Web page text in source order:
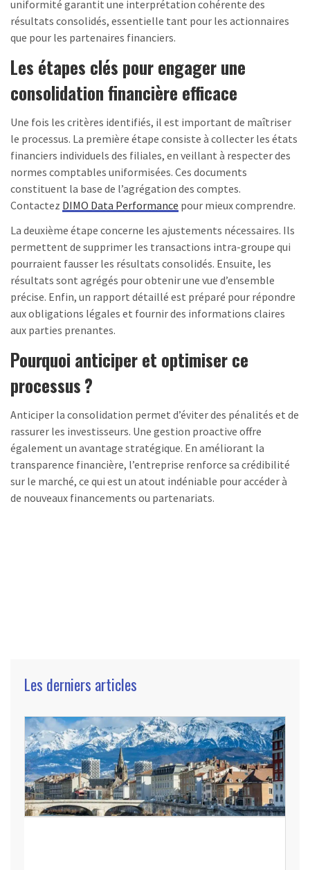
uniformité garantit une interprétation cohérente des
résultats consolidés, essentielle tant pour les actionnaires
que pour les partenaires financiers.
Les étapes clés pour engager une
consolidation financière efficace
Une fois les critères identifiés, il est important de maîtriser
le processus. La première étape consiste à collecter les états
financiers individuels des filiales, en veillant à respecter des
normes comptables uniformisées. Ces documents
constituent la base de l’agrégation des comptes.
Contactez DIMO Data Performance pour mieux comprendre.
La deuxième étape concerne les ajustements nécessaires. Ils
permettent de supprimer les transactions intra-groupe qui
pourraient fausser les résultats consolidés. Ensuite, les
résultats sont agrégés pour obtenir une vue d’ensemble
précise. Enfin, un rapport détaillé est préparé pour répondre
aux obligations légales et fournir des informations claires
aux parties prenantes.
Pourquoi anticiper et optimiser ce
processus ?
Anticiper la consolidation permet d’éviter des pénalités et de
rassurer les investisseurs. Une gestion proactive offre
également un avantage stratégique. En améliorant la
transparence financière, l’entreprise renforce sa crédibilité
sur le marché, ce qui est un atout indéniable pour accéder à
de nouveaux financements ou partenariats.
Les derniers articles